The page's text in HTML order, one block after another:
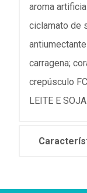
aroma
ciclamato de
carragena;
crepúsculo
LEITE E